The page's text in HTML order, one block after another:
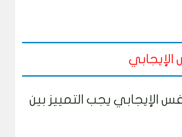
الإيجابي يجب التمييز بين